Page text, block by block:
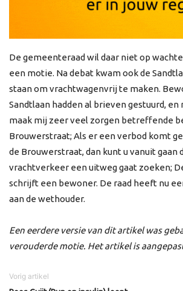
De gemeenteraad wil daar niet op
een motie. Na debat kwam ook de
staan om vrachtwagenvrij te maken.
Sandtlaan hadden al brieven gestuurd, en
maak mij zeer veel zorgen betreffende
Brouwerstraat; Als er een verbod komt
de Brouwerstraat, dan kunt u vanuit gaan
vrachtverkeer een uitweg gaat zoeken; De
schrijft een bewoner. De raad heeft nu
aan de wethouder.
Een eerdere versie van dit artikel was
verouderde motie. Het artikel is
Vorig artikel